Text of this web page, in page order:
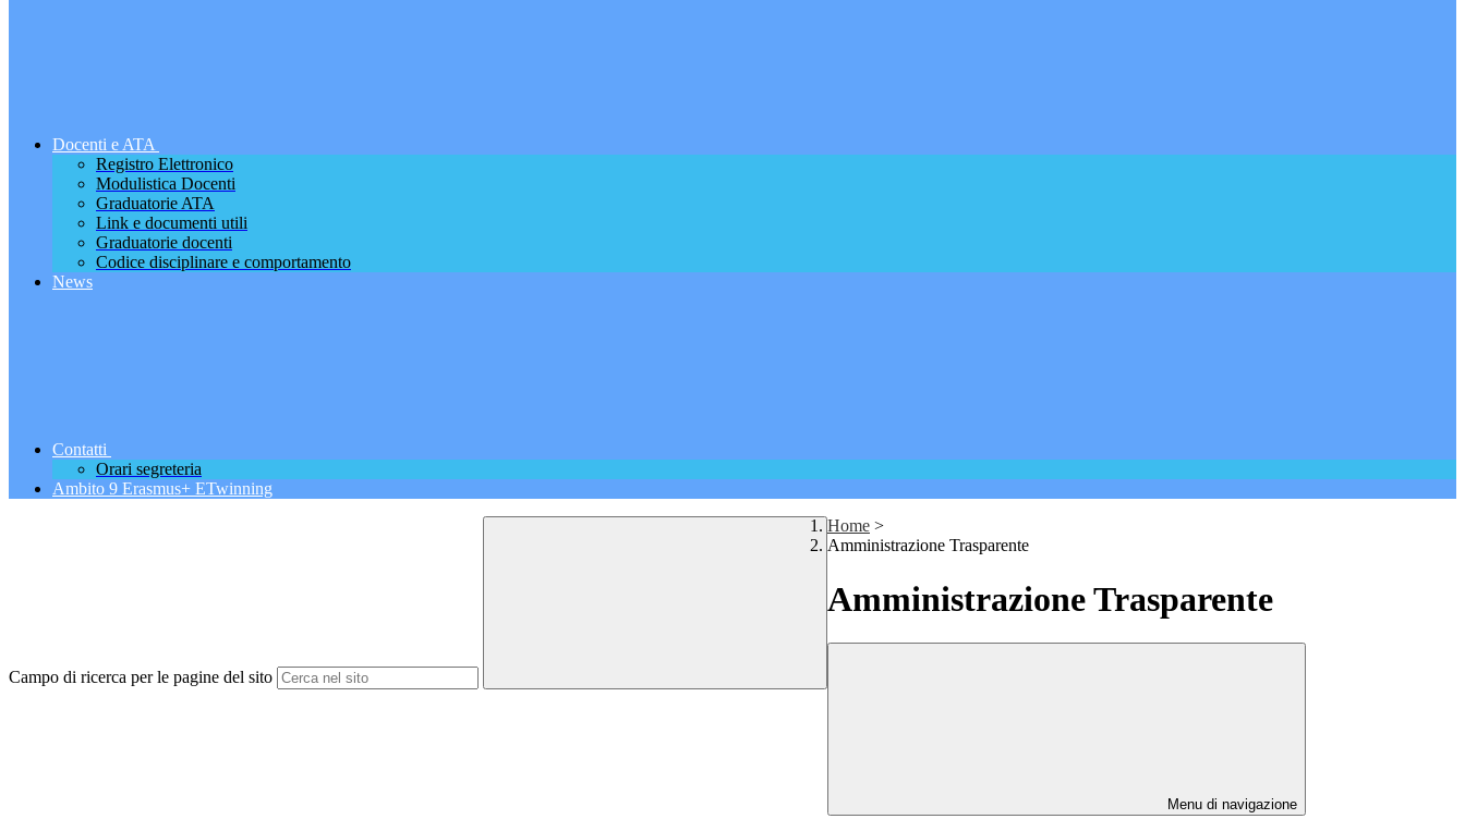
Docenti e ATA
Registro Elettronico
Modulistica Docenti
Graduatorie ATA
Link e documenti utili
Graduatorie docenti
Codice disciplinare e comportamento
News
Contatti
Orari segreteria
Ambito 9 Erasmus+ ETwinning
Campo di ricerca per le pagine del sito
Home >
Amministrazione Trasparente
Amministrazione Trasparente
Menu di navigazione